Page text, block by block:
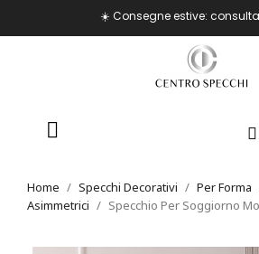
☀️ Consegne estive:
Home Specchi Decorativi Per Forma
Asimmetrici
Specchio Per Soggiorno